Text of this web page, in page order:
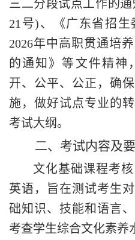
三二分段试点工作的通
21 号)、《广东省招
2026年中高职贯通培
的通知》等文件精神
开、公平、公正，确
施，做好试点专业的
考试大纲。
二、 考试内容及
文化基础课程考
英语，旨在测试考生
础知识、技能和语言
考查学生综合文化素养